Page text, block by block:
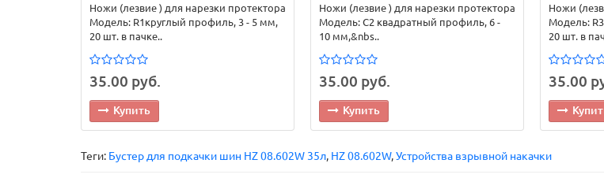
Ножи (лезвие ) для нарезки протектора
Модель: R1круглый профиль, 3 - 5 мм,
20 шт. в пачке..
35.00 руб.
Купить
Ножи (лезвие ) для нарезки протектора
Модель: C2 квадратный профиль, 6 -
10 мм,&nbs..
35.00 руб.
Купить
Ножи
Модель:
20 шт. в
35.00
Теги: Бустер для подкачки шин HZ 08.602W 35л, HZ 08.602W,Устройства взрывной накачки